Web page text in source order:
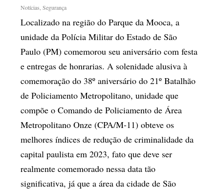
Notícias ,Segurança
Localizado na região do Parque da Mooca, a
unidade da Polícia Militar do Estado de São
Paulo (PM) comemorou seu aniversário com festa
e entregas de honrarias. A solenidade alusiva à
comemoração do 38º aniversário do 21º Batalhão
de Policiamento Metropolitano, unidade que
compõe o Comando de Policiamento de Área
Metropolitano Onze (CPA/M-11) obteve os
melhores índices de redução de criminalidade da
capital paulista em 2023, fato que deve ser
realmente comemorado nessa data tão
significativa, já que a área da cidade de São